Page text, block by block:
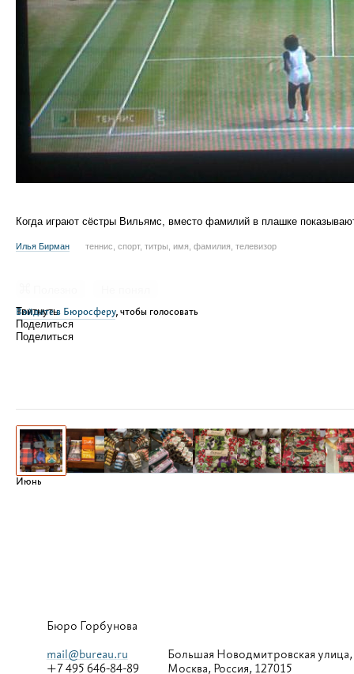
Когда играют сёстры Вильямс, вместо фамилий в плашке
Илья Бирман теннис, спорт, титры, имя, фамилия, телевизор
Войдите в Бюросферу, чтобы голосовать
Твитнуть
Поделиться
Поделиться
Июнь
Бюро Горбунова
mail@bureau.ru
+7 495 646-84-89
Большая Новодмитровская улица,
Москва, Россия, 127015